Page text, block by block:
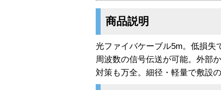
商品説明
光ファイバケーブル5m。低損失
周波数の信号伝送が可能。外部
対策も万全。細径・軽量で敷設